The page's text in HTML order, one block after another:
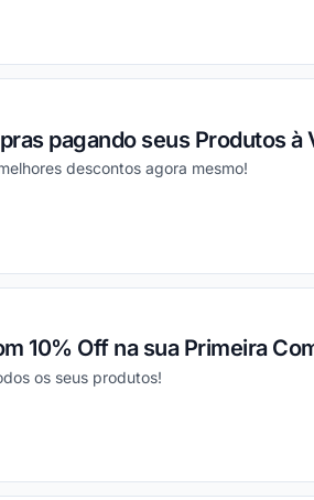
pagando seus Produtos à
descontos agora mesmo!
10% Off na sua Primeira
os seus produtos!